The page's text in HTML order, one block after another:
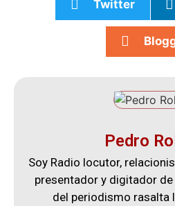
Twitter
Pedro
Soy Radio locutor,
presentador y digitador
del periodismo rasalta